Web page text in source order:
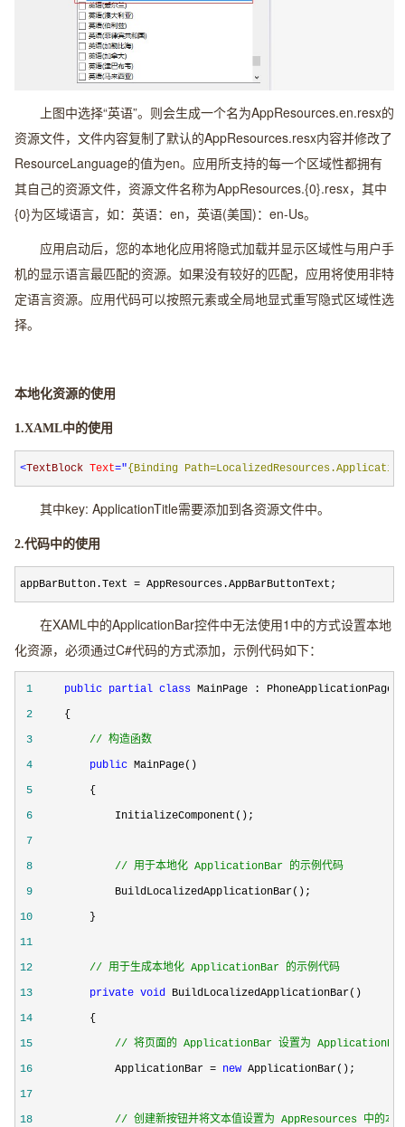
上图中选择“英语”。则会生成一个名为AppResources.en.resx的
资源文件，文件内容复制了默认的AppResources.resx内容并修改了
ResourceLanguage的值为en。应用所支持的每一个区域性都拥有
其自己的资源文件，资源文件名称为AppResources.{0}.resx，其中
{0}为区域语言，如：英语：en，英语(美国)：en-Us。
应用启动后，您的本地化应用将隐式加载并显示区域性与用户手
机的显示语言最匹配的资源。如果没有较好的匹配，应用将使用非特
定语言资源。应用代码可以按照元素或全局地显式重写隐式区域性选
择。
本地化资源的使用
1.XAML中的使用
<TextBlock Text="{Binding
其中key: ApplicationTitle需要添加到各资源文件中。
2.代码中的使用
appBarButton.Text = AppResources.AppBarButtonText;
在XAML中的ApplicationBar控件中无法使用1中的方式设置本地
化资源，必须通过C#代码的方式添加，示例代码如下：
1 public partial class
2
3
// 构造函数
4
public
5
6
7
8
// 用于本地化 ApplicationBar 的示例代码
9
10
11
12
// 用于生成本地化 ApplicationBar 的示例代码
13
private void
14
15
// 将页面的 ApplicationBar 设置为 ApplicationBar
16
             ApplicationBar =
new
17
18
// 创建新按钮并将文本值设置为 AppResources 中的本